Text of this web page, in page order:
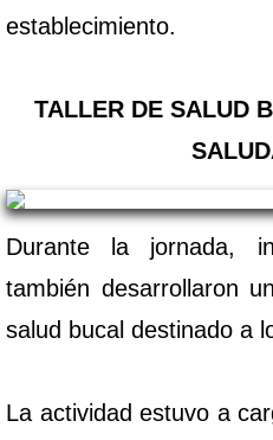
establecimiento.
TALLER DE SALUD
Durante la jornada,
también desarrollaron
salud bucal destinado a
La actividad estuvo a